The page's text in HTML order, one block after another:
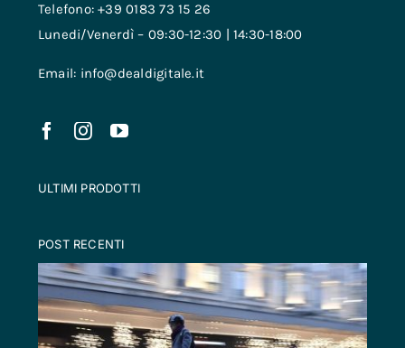
Telefono: +39 0183 73 15 26
Lunedi/Venerdì – 09:30-12:30 | 14:30-18:00
Email: info@dealdigitale.it
ULTIMI PRODOTTI
POST RECENTI